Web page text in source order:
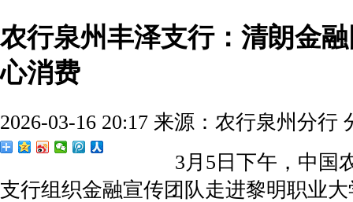
农行泉州丰泽支行：清朗金
心消费
2026-03-16 20:17 来源：农行泉州分行
3月5日下午，中国
支行组织金融宣传团队走进黎明职业